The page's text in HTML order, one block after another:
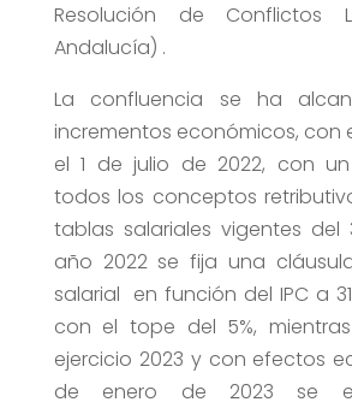
Resolución de Conflictos
Andalucía) .
La confluencia se ha
incrementos económicos, con
el 1 de julio de 2022, con
todos los conceptos
tablas salariales vigentes del
año 2022 se fija una
salarial en función del IPC a
con el tope del 5%,
ejercicio 2023 y con efectos
de enero de 2023 se